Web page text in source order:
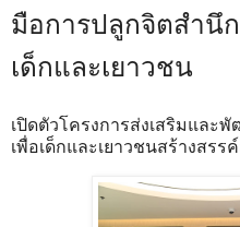
มือการปลูกจิตสำนึ
เด็กและเยาวชน
เปิดตัวโครงการส่งเสริมและ
เพื่อเด็กและเยาวชนสร้างสรร